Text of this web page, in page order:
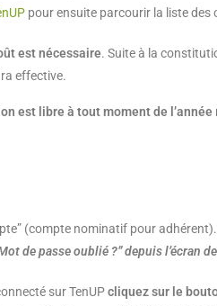
pour ensuite parcourir la liste des
est nécessaire. Suite à la
effective.
est libre à tout moment de l’année
(compte nominatif pour adhérent).
de passe oublié ?” depuis l’écran
sur TenUPcliquez sur le